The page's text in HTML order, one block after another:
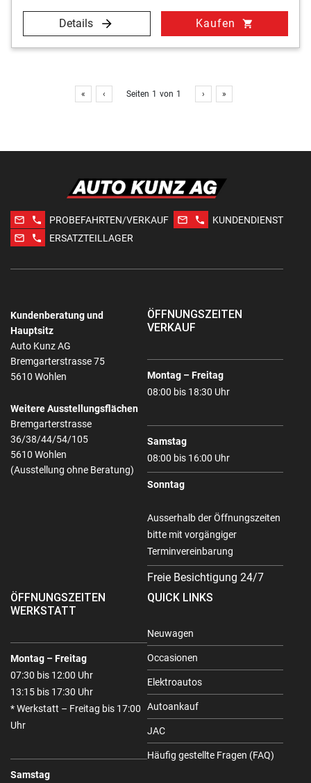
Details Kaufen shopping_cart
« ‹ Seiten 1 von 1 › »
mail_outline phone PROBEFAHRTEN/VERKAUF mail_outline phone
KUNDENDIENST
mail_outline
phone ERSATZTEILLAGER
Kundenberatung und
Hauptsitz
Auto Kunz AG
Bremgarterstrasse 75
5610 Wohlen
Weitere Ausstellungsflächen
Bremgarterstrasse
36/38/44/54/105
5610 Wohlen
(Ausstellung ohne Beratung)
ÖFFNUNGSZEITEN
VERKAUF
Montag – Freitag
08:00 bis 18:30 Uhr
Samstag
08:00 bis 16:00 Uhr
Sonntag
Ausserhalb der Öffnungszeiten
bitte mit vorgängiger
Terminvereinbarung
Freie Besichtigung 24/7
ÖFFNUNGSZEITEN
WERKSTATT
Montag – Freitag
07:30 bis 12:00 Uhr
13:15 bis 17:30 Uhr
* Werkstatt – Freitag bis 17:00
Uhr
Samstag
QUICK LINKS
Neuwagen
Occasionen
Elektroautos
Autoankauf
JAC
Häufig gestellte Fragen (FAQ)